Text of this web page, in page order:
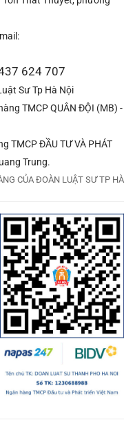
624 707
Sư Tp Hà Nội
TMCP QUÂN ĐỘI (MB) -
TMCP ĐẦU TƯ VÀ PHÁT
Trung.
CỦA ĐOÀN LUẬT SƯ TP HÀ